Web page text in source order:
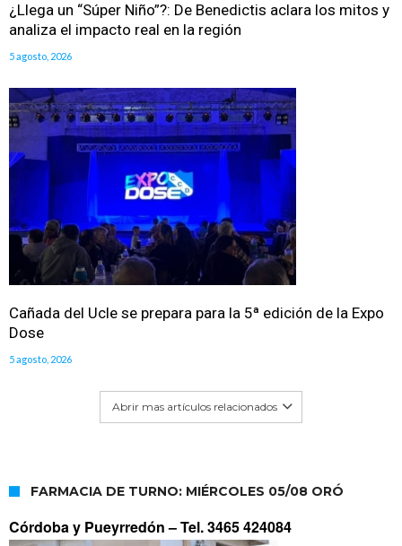
¿Llega un “Súper Niño”?: De Benedictis aclara los mitos y
analiza el impacto real en la región
5 agosto, 2026
Cañada del Ucle se prepara para la 5ª edición de la Expo
Dose
5 agosto, 2026
Abrir mas artículos relacionados
FARMACIA DE TURNO: MIÉRCOLES 05/08 ORÓ
Córdoba y Pueyrredón –Tel. 3465 424084